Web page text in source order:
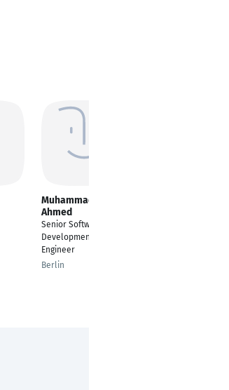
Muhammad Uzair
Ahmed
Senior Software
Development
Engineer
Berlin